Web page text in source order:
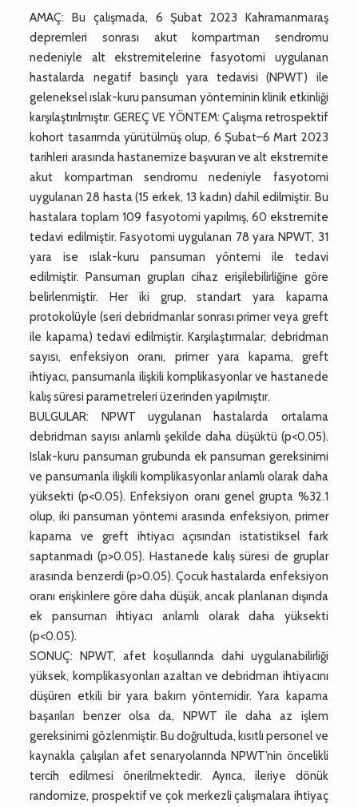
AMAÇ: Bu çalışmada, 6 Şubat 2023 Kahramanmaraş
depremleri sonrası akut kompartman sendromu
nedeniyle alt ekstremitelerine fasyotomi uygulanan
hastalarda negatif basınçlı yara tedavisi (NPWT) ile
geleneksel ıslak-kuru pansuman yönteminin klinik etkinliği
karşılaştırılmıştır. GEREÇ VE YÖNTEM: Çalışma retrospektif
kohort tasarımda yürütülmüş olup, 6 Şubat–6 Mart 2023
tarihleri arasında hastanemize başvuran ve alt ekstremite
akut kompartman sendromu nedeniyle fasyotomi
uygulanan 28 hasta (15 erkek, 13 kadın) dahil edilmiştir. Bu
hastalara toplam 109 fasyotomi yapılmış, 60 ekstremite
tedavi edilmiştir. Fasyotomi uygulanan 78 yara NPWT, 31
yara ise ıslak-kuru pansuman yöntemi ile tedavi
edilmiştir. Pansuman grupları cihaz erişilebilirliğine göre
belirlenmiştir. Her iki grup, standart yara kapama
protokolüyle (seri debridmanlar sonrası primer veya greft
ile kapama) tedavi edilmiştir. Karşılaştırmalar; debridman
sayısı, enfeksiyon oranı, primer yara kapama, greft
ihtiyacı, pansumanla ilişkili komplikasyonlar ve hastanede
kalış süresi parametreleri üzerinden yapılmıştır.
BULGULAR: NPWT uygulanan hastalarda ortalama
debridman sayısı anlamlı şekilde daha düşüktü (p<0.05).
Islak-kuru pansuman grubunda ek pansuman gereksinimi
ve pansumanla ilişkili komplikasyonlar anlamlı olarak daha
yüksekti (p<0.05). Enfeksiyon oranı genel grupta %32.1
olup, iki pansuman yöntemi arasında enfeksiyon, primer
kapama ve greft ihtiyacı açısından istatistiksel fark
saptanmadı (p>0.05). Hastanede kalış süresi de gruplar
arasında benzerdi (p>0.05). Çocuk hastalarda enfeksiyon
oranı erişkinlere göre daha düşük, ancak planlanan dışında
ek pansuman ihtiyacı anlamlı olarak daha yüksekti
(p<0.05).
SONUÇ: NPWT, afet koşullarında dahi uygulanabilirliği
yüksek, komplikasyonları azaltan ve debridman ihtiyacını
düşüren etkili bir yara bakım yöntemidir. Yara kapama
başarıları benzer olsa da, NPWT ile daha az işlem
gereksinimi gözlenmiştir. Bu doğrultuda, kısıtlı personel ve
kaynakla çalışılan afet senaryolarında NPWT’nin öncelikli
tercih edilmesi önerilmektedir. Ayrıca, ileriye dönük
randomize, prospektif ve çok merkezli çalışmalara ihtiyaç